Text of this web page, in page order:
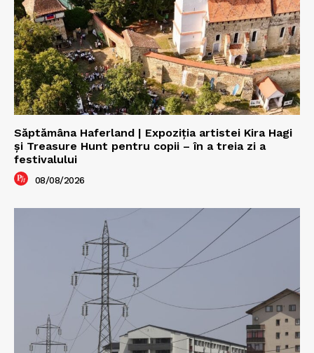
Săptămâna Haferland | Expoziţia artistei Kira Hagi
şi Treasure Hunt pentru copii – în a treia zi a
festivalului
08/08/2026